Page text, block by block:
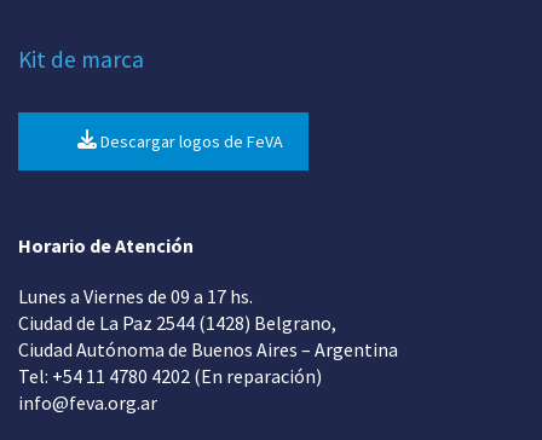
Kit de marca
Descargar logos de FeVA
Horario de Atención
Lunes a Viernes de 09 a 17 hs.
Ciudad de La Paz 2544 (1428) Belgrano,
Ciudad Autónoma de Buenos Aires – Argentina
Tel: +54 11 4780 4202 (En reparación)
info@feva.org.ar